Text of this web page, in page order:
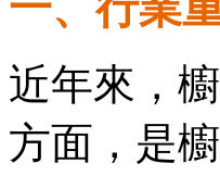
近年來，
方面，是